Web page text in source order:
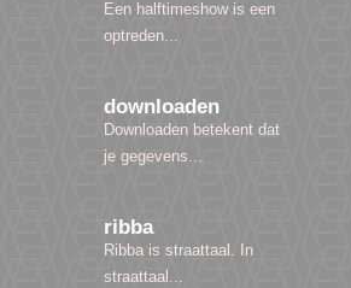
Een halftimeshow is een
optreden...
downloaden
Downloaden betekent dat
je gegevens...
ribba
Ribba is straattaal. In
straattaal...